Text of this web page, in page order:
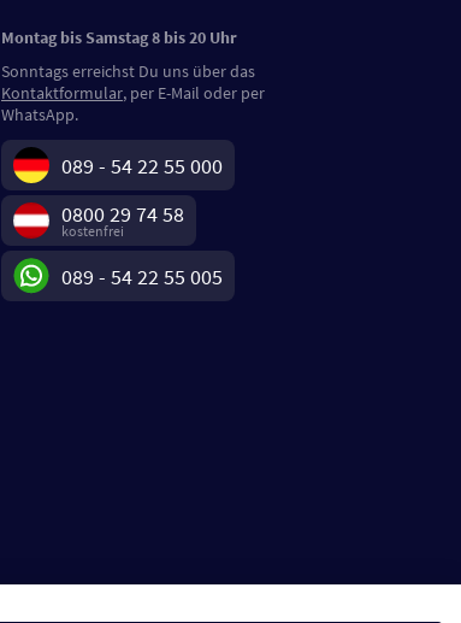
Montag bis Samstag 8 bis 20 Uhr
Sonntags erreichst Du uns über das
Kontaktformular, per E-Mail oder per
WhatsApp.
089 - 54 22 55 000
0800 29 74 58
kostenfrei
089 - 54 22 55 005